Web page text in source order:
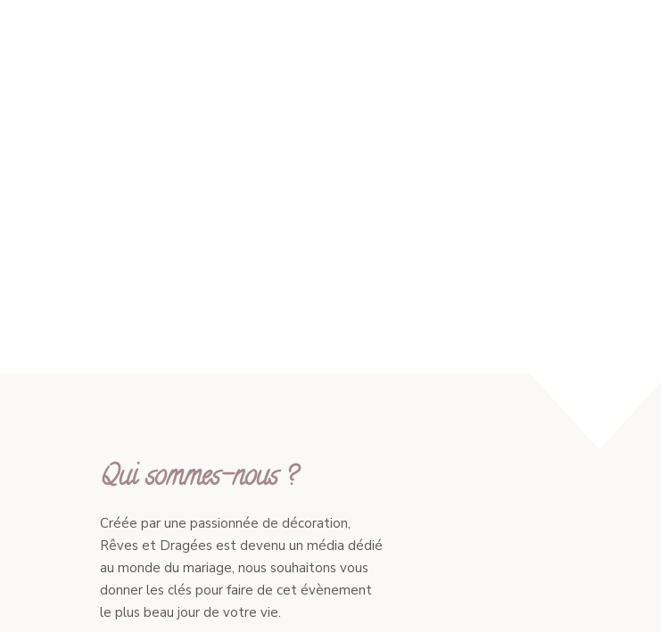
Qui sommes-nous ?
Créée par une passionnée de décoration,
Rêves et Dragées est devenu un média dédié
au monde du mariage, nous souhaitons vous
donner les clés pour faire de cet évènement
le plus beau jour de votre vie.